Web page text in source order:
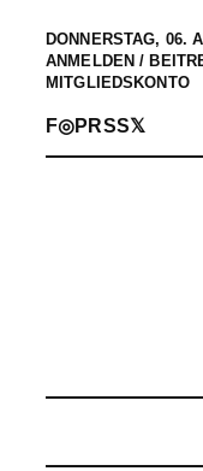
DONNERSTAG, 06.
ANMELDEN /
MITGLIEDSKONTO
F◎PRSS𝕏